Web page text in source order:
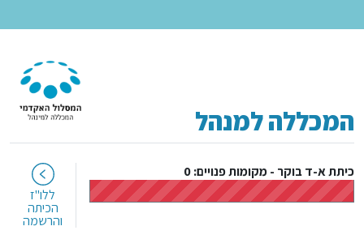
המכללה למנהל
כיתת א-ד בוקר -מקומות פנויים: 0
ללו"ז
הכיתה
והרשמה